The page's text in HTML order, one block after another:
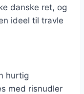
danske ret, og
ideel til travle
hurtig
med risnudler